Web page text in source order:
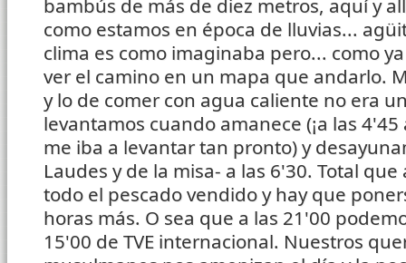
bambús de más de diez metros, aquí y
como estamos en época de lluvias...
clima es como imaginaba pero... como
ver el camino en un mapa que andarlo.
y lo de comer con agua caliente no era
levantamos cuando amanece (¡a las
me iba a levantar tan pronto) y
Laudes y de la misa- a las 6'30. Total
todo el pescado vendido y hay que
horas más. O sea que a las 21'00
15'00 de TVE internacional. Nuestros